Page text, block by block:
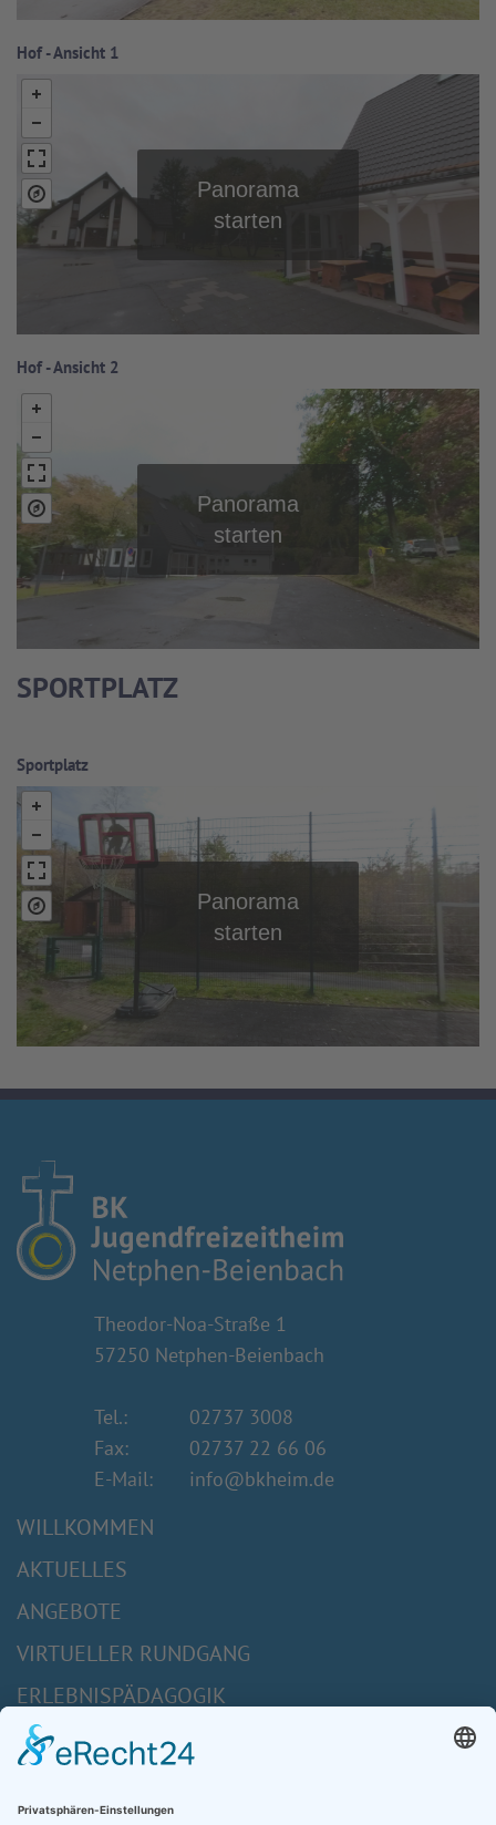
Hof - Ansicht 1
Hof - Ansicht 2
SPORTPLATZ
Sportplatz
Theodor-Noa-Straße 1
57250 Netphen-Beienbach
Tel.:
02737 3008
Fax:
02737 22 66 06
E-Mail:
info@bkheim.de
WILLKOMMEN
AKTUELLES
ANGEBOTE
VIRTUELLER RUNDGANG
ERLEBNISPÄDAGOGIK
TERMINE